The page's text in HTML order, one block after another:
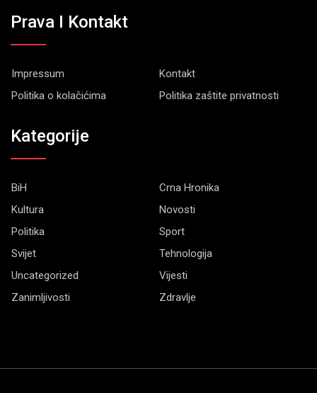
Prava I Kontakt
Impressum
Kontakt
Politika o kolačićima
Politika zaštite privatnosti
Kategorije
BiH
Crna Hronika
Kultura
Novosti
Politika
Sport
Svijet
Tehnologija
Uncategorized
Vijesti
Zanimljivosti
Zdravlje